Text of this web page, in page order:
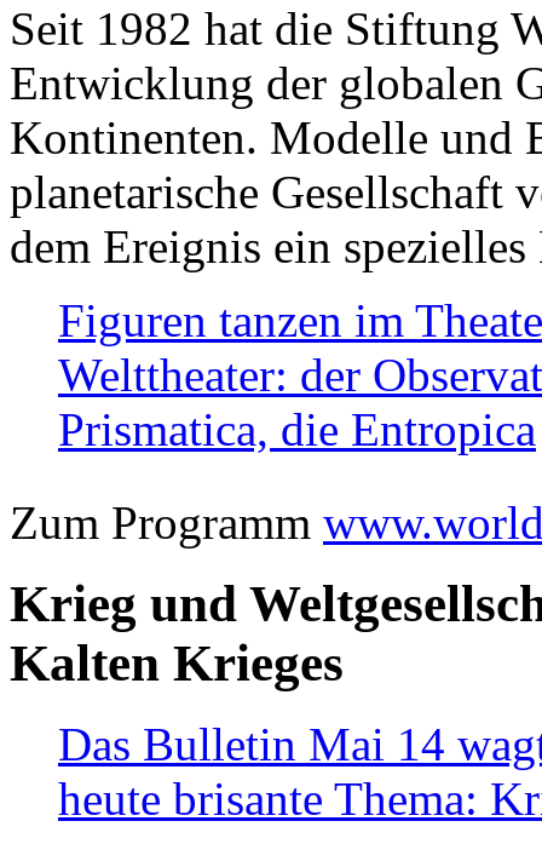
Seit 1982 hat die Stiftung
Entwicklung der globalen
Kontinenten. Modelle und
planetarische Gesellschaft
dem Ereignis ein
Figuren tanzen im
Welttheater: der
Prismatica, die Entropica
Zum Programm
Krieg und
Kalten Krieges
Das Bulletin Mai 14
heute brisante Thema: